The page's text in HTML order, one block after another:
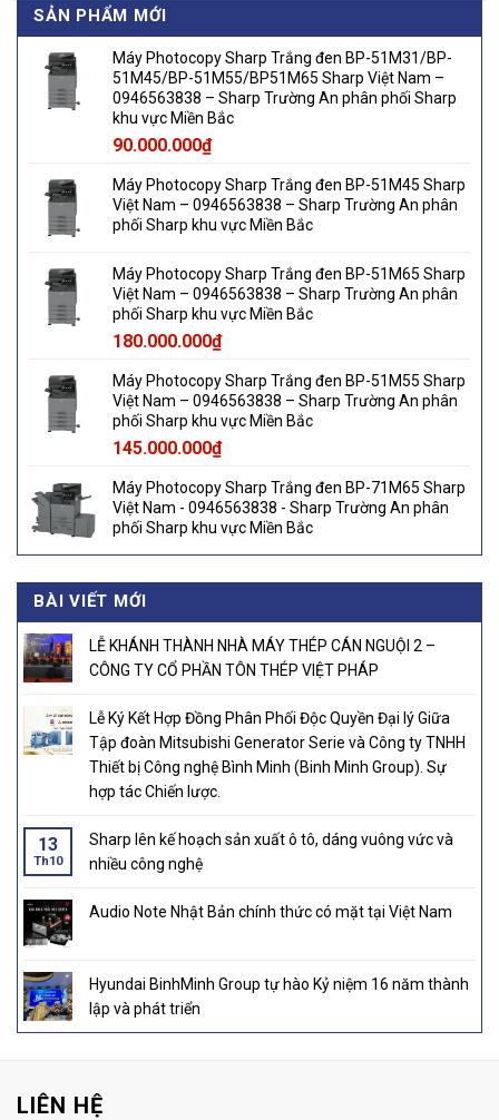
SẢN PHẨM MỚI
Máy Photocopy Sharp Trắng đen BP-51M31/BP-
51M45/BP-51M55/BP51M65 Sharp Việt Nam –
0946563838 – Sharp Trường An phân phối Sharp
khu vực Miền Bắc
90.000.000₫
Máy Photocopy Sharp Trắng đen BP-51M45 Sharp
Việt Nam – 0946563838 – Sharp Trường An phân
phối Sharp khu vực Miền Bắc
Máy Photocopy Sharp Trắng đen BP-51M65 Sharp
Việt Nam – 0946563838 – Sharp Trường An phân
phối Sharp khu vực Miền Bắc
180.000.000₫
Máy Photocopy Sharp Trắng đen BP-51M55 Sharp
Việt Nam – 0946563838 – Sharp Trường An phân
phối Sharp khu vực Miền Bắc
145.000.000₫
Máy Photocopy Sharp Trắng đen BP-71M65 Sharp
Việt Nam - 0946563838 - Sharp Trường An phân
phối Sharp khu vực Miền Bắc
BÀI VIẾT MỚI
LỄ KHÁNH THÀNH NHÀ MÁY THÉP CÁN NGUỘI 2 –
CÔNG TY CỔ PHẦN TÔN THÉP VIỆT PHÁP
Lễ Ký Kết Hợp Đồng Phân Phối Độc Quyền Đại lý Giữa
Tập đoàn Mitsubishi Generator Serie và Công ty TNHH
Thiết bị Công nghệ Bình Minh (Binh Minh Group). Sự
hợp tác Chiến lược.
13
Th10
Sharp lên kế hoạch sản xuất ô tô, dáng vuông vức và
nhiều công nghệ
Audio Note Nhật Bản chính thức có mặt tại Việt Nam
Hyundai BinhMinh Group tự hào Kỷ niệm 16 năm thành
lập và phát triển
LIÊN HỆ